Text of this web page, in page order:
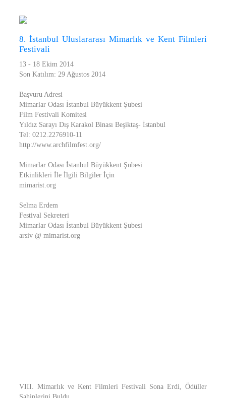
8. İstanbul Uluslararası Mimarlık ve Kent Filmleri
Festivali
13 - 18 Ekim 2014
Son Katılım: 29 Ağustos 2014
Başvuru Adresi
Mimarlar Odası İstanbul Büyükkent Şubesi
Film Festivali Komitesi
Yıldız Sarayı Dış Karakol Binası Beşiktaş- İstanbul
Tel: 0212.2276910-11
http://www.archfilmfest.org/
Mimarlar Odası İstanbul Büyükkent Şubesi
Etkinlikleri İle İlgili Bilgiler İçin
mimarist.org
Selma Erdem
Festival Sekreteri
Mimarlar Odası İstanbul Büyükkent Şubesi
arsiv @ mimarist.org
VIII. Mimarlık ve Kent Filmleri Festivali Sona Erdi, Ödüller